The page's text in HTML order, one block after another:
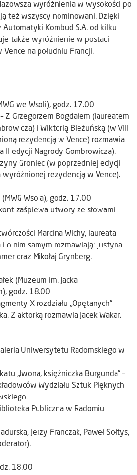
wyróżnienia w wysokości po
też wszyscy nominowani. Dzięki
Automatyki Kombud S.A. od kilku
także wyróżnienie w postaci
na południu Francji.
we Wsoli), godz. 17.00
– Z Grzegorzem Bogdałem (laureatem
i Wiktorią Bieżuńską (w VIII
rezydencją w Vence) rozmawia
II edycji Nagrody Gombrowicza).
Groniec (w poprzedniej edycji
wyróżnionej rezydencją w Vence).
Wsola), godz. 17.00
zaśpiewa utwory ze słowami
twórczości Marcina Wichy, laureata
i o nim samym rozmawiają: Justyna
oraz Mikołaj Grynberg.
(Muzeum im. Jacka
godz. 18.00
X rozdziału „Opętanych”
Z aktorką rozmawia Jacek Wakar.
Uniwersytetu Radomskiego w
„Iwona, księżniczka Burgunda” –
Wydziału Sztuk Pięknych
Publiczna w Radomiu
Jerzy Franczak, Paweł Sołtys,
18.00